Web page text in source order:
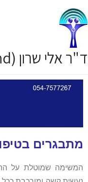
ד"ר אלי שרון (Phd)
מתבגרים
המשימה שמוטלת על